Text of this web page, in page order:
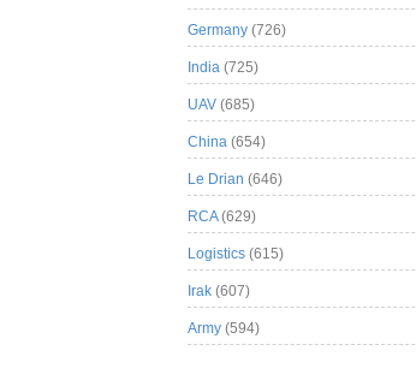
Germany (726)
India (725)
UAV (685)
China (654)
Le Drian (646)
RCA(629)
Logistics (615)
Irak (607)
Army (594)